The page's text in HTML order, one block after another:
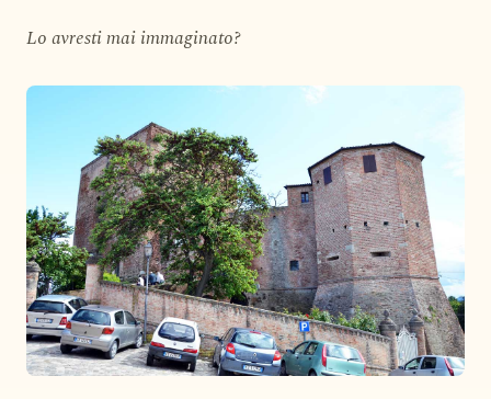
Lo avresti mai immaginato?